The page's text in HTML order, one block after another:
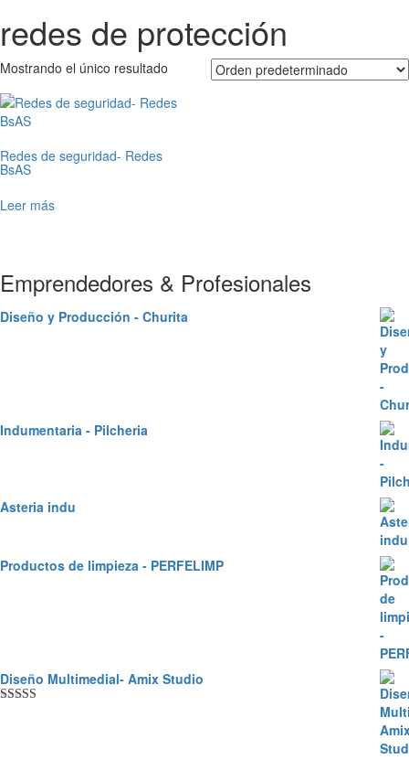
redes de protección
Mostrando el único resultado
Redes de seguridad- Redes
BsAS
Leer más
Emprendedores & Profesionales
Diseño y Producción - Churita
Indumentaria - Pilcheria
Asteria indu
Productos de limpieza - PERFELIMP
Diseño Multimedial- Amix Studio